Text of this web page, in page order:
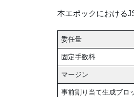
本エポックにおける
委任量
固定手数料
マージン
事前割り当て生成ブロ